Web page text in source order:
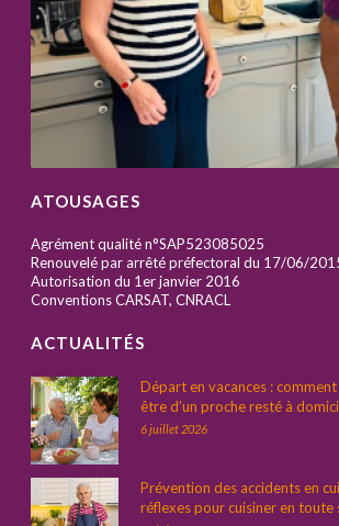
ATOUSAGES
Agrément qualité n°SAP523085025
Renouvelé par arrêté préfectoral du 17/06/
Autorisation du 1er janvier 2016
Conventions CARSAT, CNRACL
ACTUALITÉS
Départ en vacances :
être d’un proche resté à
6 juillet 2026
Prévention des accidents en
réflexes pour cuisiner en toute